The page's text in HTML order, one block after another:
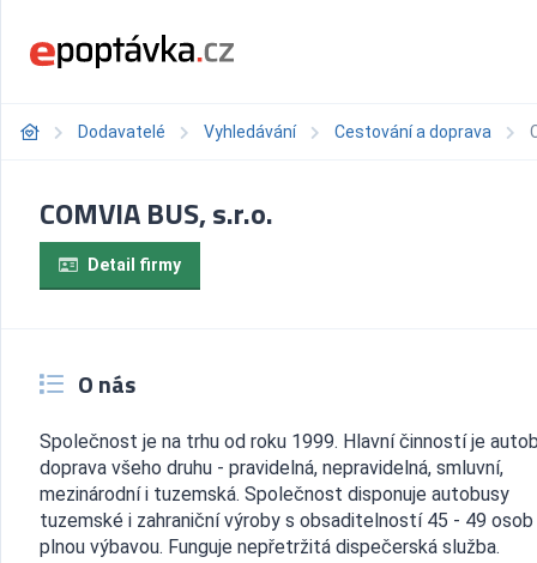
Dodavatelé Vyhledávání Cestování a doprava
COMVIA BUS, s.r.o.
Detail firmy
O nás
Společnost je na trhu od roku 1999. Hlavní činností je
doprava všeho druhu - pravidelná, nepravidelná, smluvní,
mezinárodní i tuzemská. Společnost disponuje autobusy
tuzemské i zahraniční výroby s obsaditelností 45 - 49 osob
plnou výbavou. Funguje nepřetržitá dispečerská služba.